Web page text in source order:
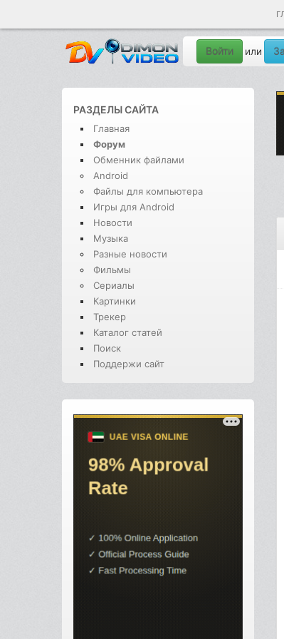
Войти или
РАЗДЕЛЫ САЙТА
Главная
Форум
Обменник файлами
Android
Файлы для компьютера
Игры для Android
Новости
Музыка
Разные новости
Фильмы
Сериалы
Картинки
Трекер
Каталог статей
Поиск
Поддержи сайт